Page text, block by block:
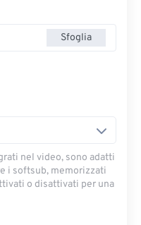
Sfoglia
nel video, sono adatti
i softsub, memorizzati
​​o disattivati ​​per una